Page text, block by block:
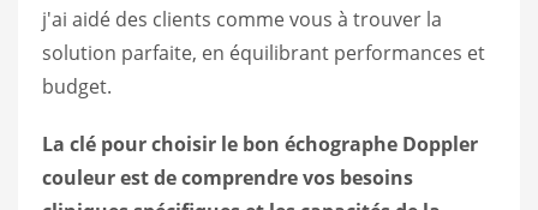
j'ai aidé des clients comme vous à trouver la
solution parfaite, en équilibrant performances et
budget.
La clé pour choisir le bon échographe Doppler
couleur est de comprendre vos besoins